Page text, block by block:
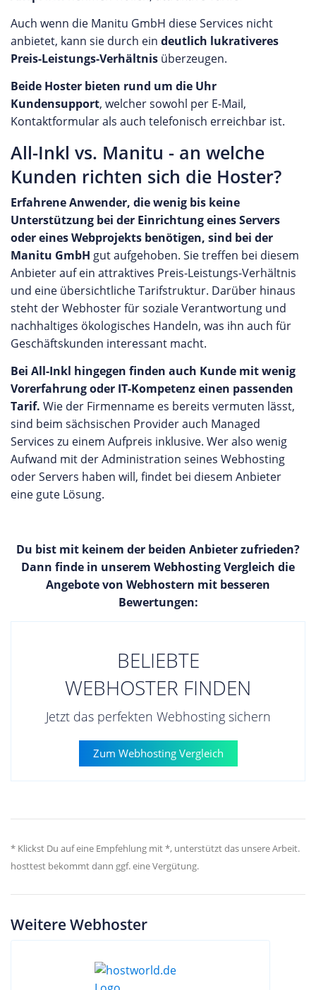
Auch wenn die Manitu GmbH diese Services nicht
anbietet, kann sie durch ein deutlich lukrativeres
Preis-Leistungs-Verhältnis überzeugen.
Beide Hoster bieten rund um die Uhr
Kundensupport, welcher sowohl per E-Mail,
Kontaktformular als auch telefonisch erreichbar ist.
All-Inkl vs. Manitu - an welche
Kunden richten sich die Hoster?
Erfahrene Anwender, die wenig bis keine
Unterstützung bei der Einrichtung eines Servers
oder eines Webprojekts benötigen, sind bei der
Manitu GmbH gut aufgehoben. Sie treffen bei diesem
Anbieter auf ein attraktives Preis-Leistungs-Verhältnis
und eine übersichtliche Tarifstruktur. Darüber hinaus
steht der Webhoster für soziale Verantwortung und
nachhaltiges ökologisches Handeln, was ihn auch für
Geschäftskunden interessant macht.
Bei All-Inkl hingegen finden auch Kunde mit wenig
Vorerfahrung oder IT-Kompetenz einen passenden
Tarif. Wie der Firmenname es bereits vermuten lässt,
sind beim sächsischen Provider auch Managed
Services zu einem Aufpreis inklusive. Wer also wenig
Aufwand mit der Administration seines Webhosting
oder Servers haben will, findet bei diesem Anbieter
eine gute Lösung.
Du bist mit keinem der beiden Anbieter zufrieden?
Dann finde in unserem Webhosting Vergleich die
Angebote von Webhostern mit besseren
Bewertungen:
BELIEBTE
WEBHOSTER FINDEN
Jetzt das perfekten Webhosting sichern
Zum Webhosting Vergleich
* Klickst Du auf eine Empfehlung mit *, unterstützt das unsere Arbeit.
hosttest bekommt dann ggf. eine Vergütung.
Weitere Webhoster